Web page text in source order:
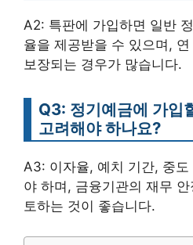
A2: 특판에 가입하면 일반
율을 제공받을 수 있으며,
보장되는 경우가 많습니다.
Q3: 정기예금에 가입
고려해야 하나요?
A3: 이자율, 예치 기간, 중도
야 하며, 금융기관의 재무
토하는 것이 좋습니다.